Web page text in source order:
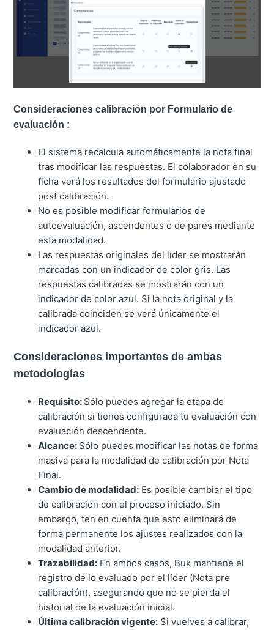
Consideraciones calibración por Formulario de
evaluación :
El sistema recalcula automáticamente la nota final
tras modificar las respuestas. El colaborador en su
ficha verá los resultados del formulario ajustado
post calibración.
No es posible modificar formularios de
autoevaluación, ascendentes o de pares mediante
esta modalidad.
Las respuestas originales del líder se mostrarán
marcadas con un indicador decolor gris. Las
respuestas calibradas se mostrarán con un
indicador decolor azul. Si la nota original y la
calibrada coinciden se verá únicamente el
indicador azul.
Consideraciones importantes de ambas
metodologías
Requisito: Sólo puedes agregar la etapa de
calibración si tienes configurada tu evaluación con
evaluación descendente.
Alcance: Sólo puedes modificar las notas de forma
masiva para la modalidad de calibración por Nota
Final.
Cambio de modalidad: Es posible cambiar el tipo
de calibración con el proceso iniciado. Sin
embargo, ten en cuenta que esto eliminará de
forma permanente los ajustes realizados con la
modalidad anterior.
Trazabilidad: En ambos casos, Buk mantiene el
registro de lo evaluado por el líder (Nota pre
calibración), asegurando que no se pierda el
historial de la evaluación inicial.
Última calibración vigente: Si vuelves a calibrar,